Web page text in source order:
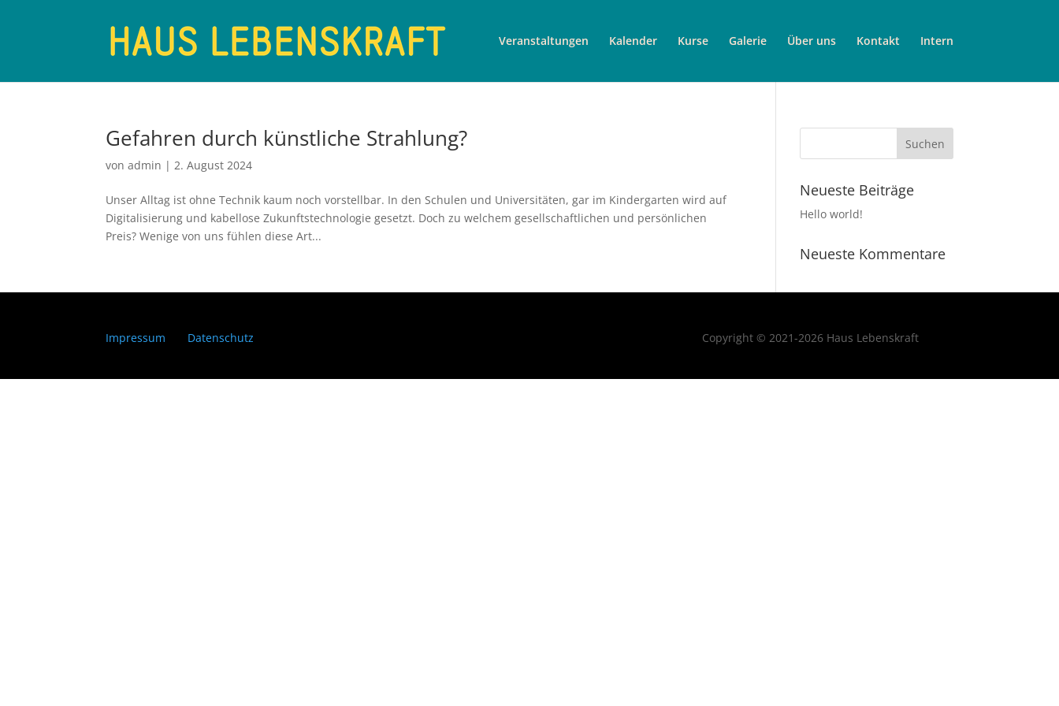
Veranstaltungen Kalender Kurse Galerie Über uns Kontakt Intern
Gefahren durch künstliche Strahlung?
vonadmin |2. August 2024
Unser Alltag ist ohne Technik kaum noch vorstellbar. In den Schulen und Universitäten, gar im Kindergarten wird auf
Digitalisierung und kabellose Zukunftstechnologie gesetzt. Doch zu welchem gesellschaftlichen und persönlichen
Preis? Wenige von uns fühlen diese Art...
Neueste Beiträge
Hello world!
Neueste Kommentare
Impressum Datenschutz Copyright © 2021-2026 Haus Lebenskraft